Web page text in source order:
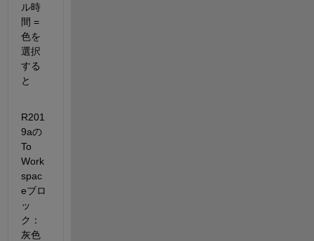
ル時
間 =
色を
選択
する
と
R201
9aの
To
Work
spac
eブロ
ッ
ク：
灰色